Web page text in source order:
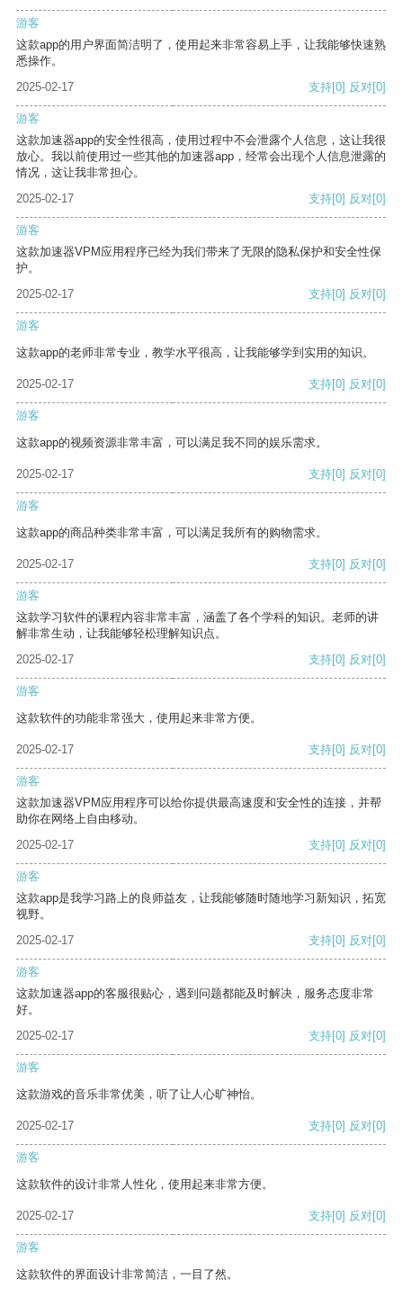
游客
这款app的用户界面简洁明了，使用起来非常容易上手，让我能够快速熟
悉操作。
2025-02-17
支持[0] 反对[0]
游客
这款加速器app的安全性很高，使用过程中不会泄露个人信息，这让我很
放心。我以前使用过一些其他的加速器app，经常会出现个人信息泄露的
情况，这让我非常担心。
2025-02-17
支持[0] 反对[0]
游客
这款加速器VPM应用程序已经为我们带来了无限的隐私保护和安全性保
护。
2025-02-17
支持[0] 反对[0]
游客
这款app的老师非常专业，教学水平很高，让我能够学到实用的知识。
2025-02-17 支持[0] 反对[0]
游客
这款app的视频资源非常丰富，可以满足我不同的娱乐需求。
2025-02-17 支持[0] 反对[0]
游客
这款app的商品种类非常丰富，可以满足我所有的购物需求。
2025-02-17 支持[0] 反对[0]
游客
这款学习软件的课程内容非常丰富，涵盖了各个学科的知识。老师的讲
解非常生动，让我能够轻松理解知识点。
2025-02-17
支持[0] 反对[0]
游客
这款软件的功能非常强大，使用起来非常方便。
2025-02-17 支持[0] 反对[0]
游客
这款加速器VPM应用程序可以给你提供最高速度和安全性的连接，并帮
助你在网络上自由移动。
2025-02-17
支持[0] 反对[0]
游客
这款app是我学习路上的良师益友，让我能够随时随地学习新知识，拓宽
视野。
2025-02-17
支持[0] 反对[0]
游客
这款加速器app的客服很贴心，遇到问题都能及时解决，服务态度非常
好。
2025-02-17
支持[0] 反对[0]
游客
这款游戏的音乐非常优美，听了让人心旷神怡。
2025-02-17 支持[0] 反对[0]
游客
这款软件的设计非常人性化，使用起来非常方便。
2025-02-17 支持[0] 反对[0]
游客
这款软件的界面设计非常简洁，一目了然。